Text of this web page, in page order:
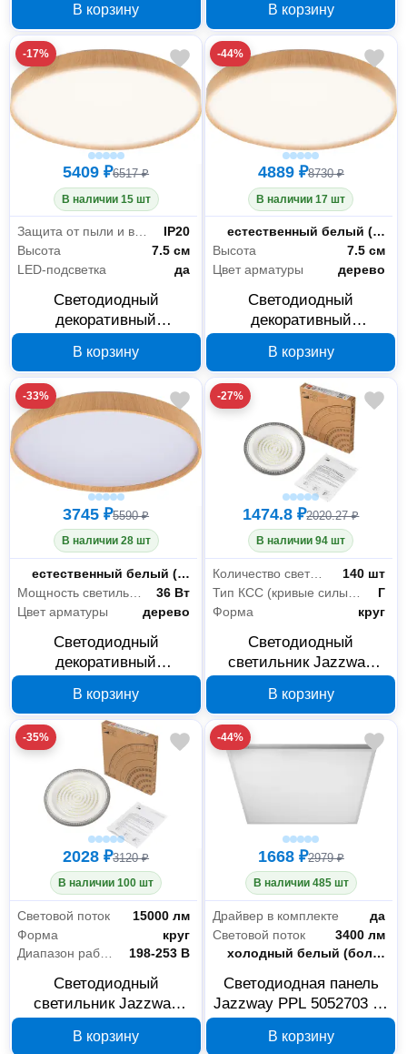
В корзину
К IP65 5052413
В корзину
-17%
5409 ₽6517 ₽
В наличии 15 шт
Защита от пыли и влаги
IP20
Высота
7.5 см
LED-подсветка
да
Светодиодный
декоративный
PPB PINE 72 Вт DIM
3000-6500 К 5052680
В корзину
-44%
4889 ₽8730 ₽
В наличии 17 шт
Цветность
естественный белый (3300-5000 К)
Высота
7.5 см
Цвет арматуры
дерево
Светодиодный
декоративный
PPB PINE 60 Вт 4000 К
5052666
В корзину
-33%
3745 ₽5590 ₽
В наличии 28 шт
Цветность
естественный белый (3300-5000 К)
36 Вт
Цвет арматуры
дерево
Светодиодный
декоративный
PPB PINE 36 Вт 4000 К
5052642
В корзину
-27%
1474.8 ₽2020.27 ₽
В наличии 94 шт
Количество светодиодов/ламп
140 шт
Г
Форма
круг
Светодиодный
светильник Jazzway
К IP65 5052581
В корзину
-35%
2028 ₽3120 ₽
В наличии 100 шт
Световой поток
15000 лм
Форма
круг
Диапазон рабочего напряжения
198-253 В
Светодиодный
светильник Jazzway
К IP65 5052604
В корзину
-44%
1668 ₽2979 ₽
В наличии 485 шт
Драйвер в комплекте
да
Световой поток
3400 лм
Цветность
холодный белый (более 5000 К)
Светодиодная панель
Jazzway PPL 5052703 40
мм
В корзину